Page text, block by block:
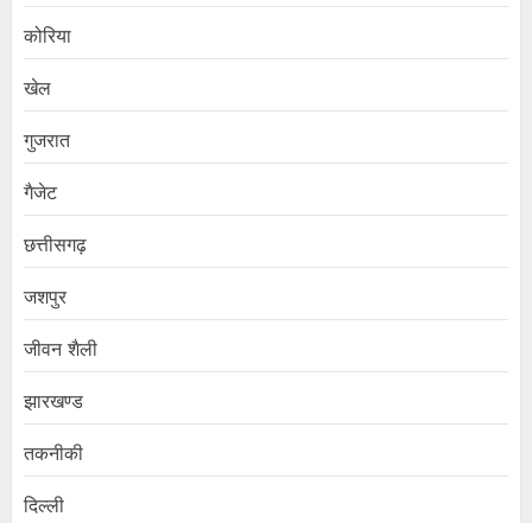
कोरिया
खेल
गुजरात
गैजेट
छत्तीसगढ़
जशपुर
जीवन शैली
झारखण्ड
तकनीकी
दिल्ली